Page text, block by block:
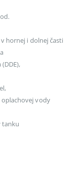
hornej i dolnej časti
vody
tanku